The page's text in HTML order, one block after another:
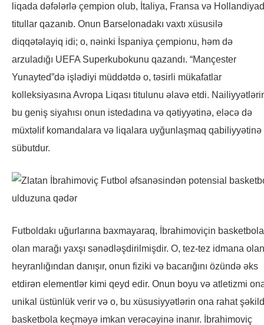
liqada dəfələrlə çempion olub, İtaliya, Fransa və
titullar qazanıb. Onun Barselonadakı vaxtı xüsusilə
diqqətəlayiq idi; o, nəinki İspaniya çempionu, həm də
arzuladığı UEFA Superkubokunu qazandı. “Mançester
Yunayted”də işlədiyi müddətdə o, təsirli mükafatlar
kolleksiyasına Avropa Liqası titulunu əlavə etdi.
bu geniş siyahısı onun istedadına və qətiyyətinə, eləcə də
müxtəlif komandalara və liqalara uyğunlaşmaq qabiliyyətinə
sübutdur.
Futboldakı uğurlarına baxmayaraq, İbrahimoviçin basketbola
olan marağı yaxşı sənədləşdirilmişdir. O, tez-tez idmana olan
heyranlığından danışır, onun fiziki və bacarığını özündə əks
etdirən elementlər kimi qeyd edir. Onun boyu və atletizmi
unikal üstünlük verir və o, bu xüsusiyyətlərin ona rahat
basketbola keçməyə imkan verəcəyinə inanır. İbrahimoviç